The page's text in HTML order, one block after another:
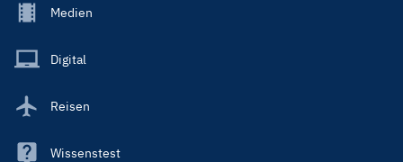
Footer
Main
Medien
Digital
Reisen
Wissenstest